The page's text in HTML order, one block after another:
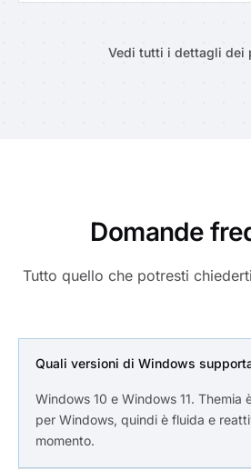
Vedi tutti i dettagli dei
Domande
Tutto quello che potresti
Quali versioni di Windows
Windows 10 e Windows 11. Themia
per Windows, quindi è fluida e
momento.